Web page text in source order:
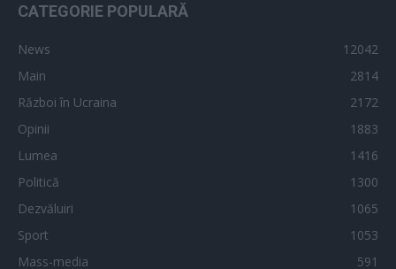
CATEGORIE POPULARĂ
News
12042
Main
2814
Război în Ucraina
2172
Opinii
1883
Lumea
1416
Politică
1300
Dezvăluiri
1065
Sport
1053
Mass-media
591